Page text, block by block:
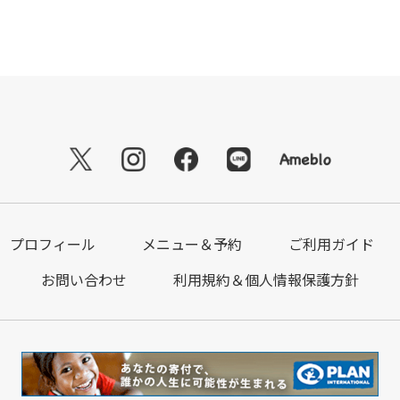
プロフィール メニュー＆予約
ご利用ガイド
お問い合わせ
利用規約＆個人情報保護方針